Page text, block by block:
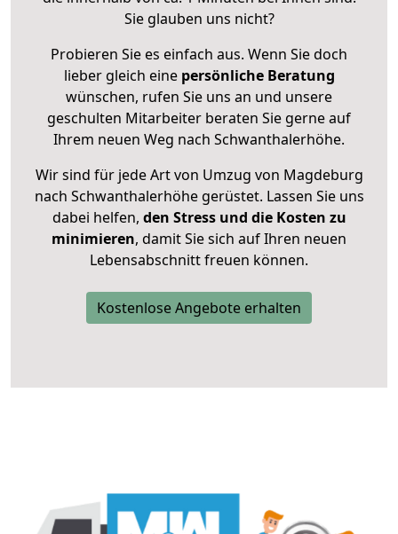
Sie glauben uns nicht?
Probieren Sie es einfach aus. Wenn Sie doch
lieber gleich eine persönliche Beratung
wünschen, rufen Sie uns an und unsere
geschulten Mitarbeiter beraten Sie gerne auf
Ihrem neuen Weg nach Schwanthalerhöhe.
Wir sind für jede Art von Umzug von Magdeburg
nach Schwanthalerhöhe gerüstet. Lassen Sie uns
dabei helfen, den Stress und die Kosten zu
minimieren, damit Sie sich auf Ihren neuen
Lebensabschnitt freuen können.
Kostenlose Angebote erhalten